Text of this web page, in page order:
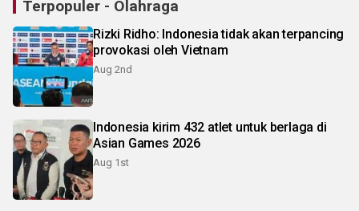
Terpopuler - Olahraga
Rizki Ridho: Indonesia tidak akan terpancing
provokasi oleh Vietnam
Aug 2nd
Indonesia kirim 432 atlet untuk berlaga di
Asian Games 2026
Aug 1st